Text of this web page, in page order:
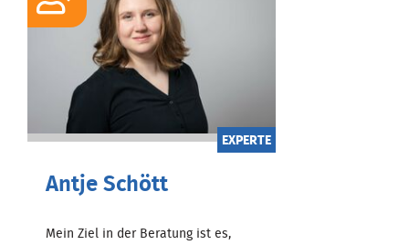
EXPERTE
Antje Schött
Mein Ziel in der Beratung ist es,